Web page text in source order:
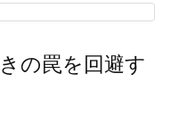
の罠を回避す